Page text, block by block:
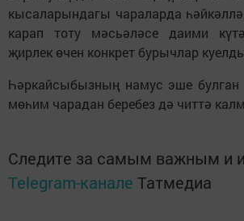
кысаларындагы чараларда
карап тоту мәсьәләсе даими
җирлек өчен конкрет бурычлар
Һәркайсыбызның намус эше булган
мөһим чарадан беребез дә читтә
Следите за самым важным и
Telegram-канале Татмедиа